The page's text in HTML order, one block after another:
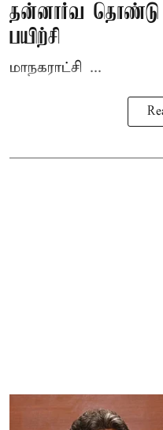
தன்னார்வ தொண்டு
பயிற்சி
மாநகராட்சி ...